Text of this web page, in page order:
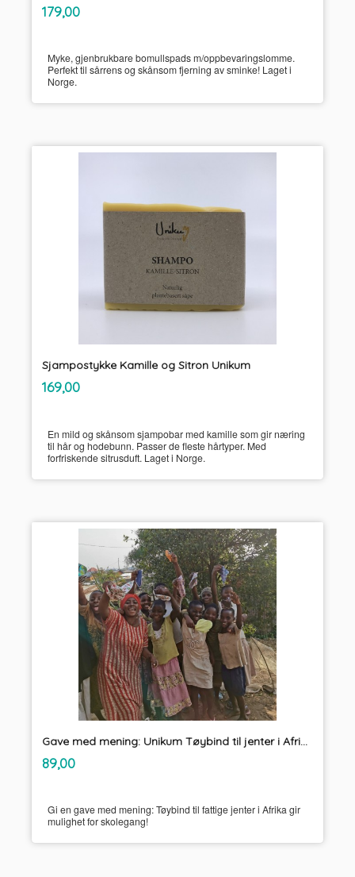
Pris
179,00mva.
Myke, gjenbrukbare bomullspads m/oppbevaringslomme.
Perfekt til sårrens og skånsom fjerning av sminke! Laget i
Norge.
Sjampostykke Kamille og Sitron Unikum
Pris
169,00mva.
En mild og skånsom sjampobar med kamille som gir næring
til hår og hodebunn. Passer de fleste hårtyper. Med
forfriskende sitrusduft. Laget i Norge.
Gave med mening: Unikum Tøybind til jenter i Afrika
Pris
89,00mva.
Gi en gave med mening: Tøybind til fattige jenter i Afrika gir
mulighet for skolegang!